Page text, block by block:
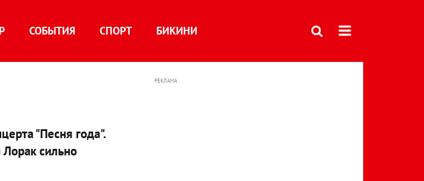
СОБЫТИЯ СПОРТ БИКИНИ
"Песня года".
сильно
РЕКЛАМА